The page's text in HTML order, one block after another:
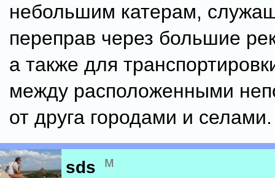
небольшим катерам,
переправ через большие
а также для
между расположенными
от друга городами и селами.
sds м